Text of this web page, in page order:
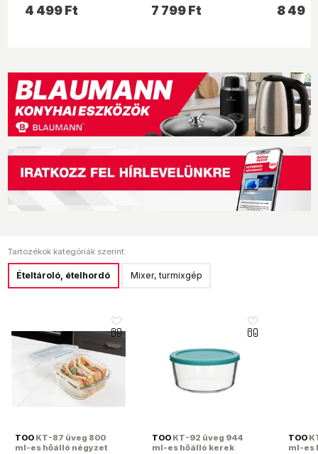
4 499 Ft 7 799 Ft
mixer
8 499
Tartozékok kategóriák szerint:
Ételtároló, ételhordó Mixer, turmixgép
like_16
TOO KT-87 üveg 800
ml-es hőálló négyzet
like_16
TOOKT-92 üveg 944
ml-es hőálló kerek
TOO
ml-es